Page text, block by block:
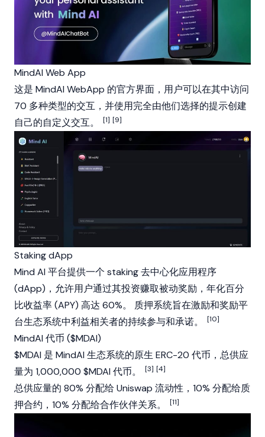
MindAI Web App
这是 MindAI WebApp 的官方界面，用户可以在其中访问
70 多种类型的交互，并使用完全由他们选择的提示创建
自己的自定义交互。
[1] [9]
Staking dApp
Mind AI 平台提供一个 staking去中心化应用程序
(dApp)，允许用户通过其投资赚取被动奖励， 年化百分
比收益率(APY) 高达 60%。 质押系统旨在激励和奖励平
台生态系统中利益相关者的持续参与和承诺。
[10]
MindAI 代币 ($MDAI)
$MDAI 是 MindAI 生态系统的原生 ERC-20 代币，总供应
量为 1,000,000 $MDAI 代币。
[3] [4]
总供应量的 80% 分配给 Uniswap 流动性，10% 分配给质
押合约，10% 分配给合作伙伴关系。
[11]